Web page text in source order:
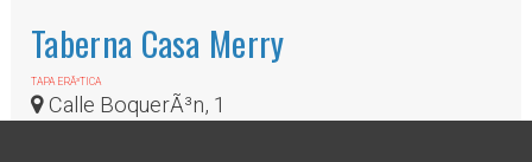
Taberna Casa Merry
TAPA ERÃ³TICA
Calle BoquerÃ³n, 1